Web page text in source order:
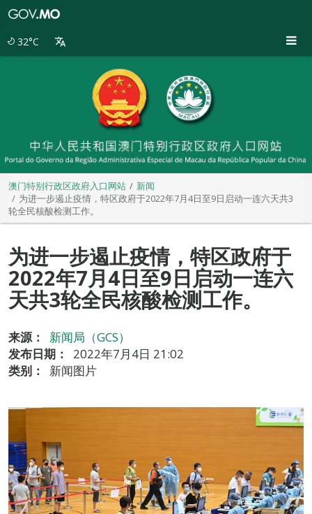
32°C
澳门特别行政区政府入口网站
新闻
为进一步遏止疫情，特区政府于2022年7月4日至9日启动一连六天共3
轮全民核酸检测工作。
为进一步遏止疫情，特区政府于
2022年7月4日至9日启动一连六
天共3轮全民核酸检测工作。
来源：
新闻局（GCS）
发布日期：
2022年7月4日 21:02
类别：
新闻图片